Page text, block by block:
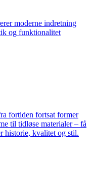
moderne indretning
og funktionalitet
fortiden fortsat former
til tidløse materialer – få
historie, kvalitet og stil.